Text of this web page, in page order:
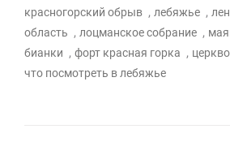
красногорский обрыв , лебяжье ,
область , лоцманское собрание ,
бианки , форт красная горка ,
что посмотреть в лебяжье